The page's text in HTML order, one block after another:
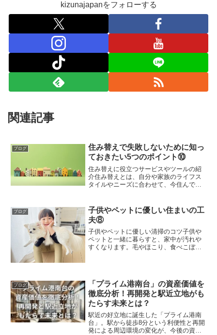
kizunajapanをフォローする
関連記事
ブログ
住み替えで失敗しないために知っ
ておきたい5つのポイント⑩
住み替えに役立つサービスやツールの紹
介住み替えとは、自分や家族のライフス
タイルやニーズに合わせて、今住んでい
決断であり、様々なメリットやデメリッ
トがあります。しかし、住...
ブログ
子供やペットに優しい住まいの工
夫⑧
子供やペットに優しい清掃のコツ子供や
ペットと一緒に暮らすと、家中が汚れや
すくなります。毛やほこり、食べこぼし
ブログ
「プライム港南台」の資産価値を
徹底分析！再開発と駅近立地がも
たらす未来とは？
駅近の好立地に誕生した「プライム港南
台」。駅から徒歩8分という利便性と再開
発による周辺環境の変化が、今後の資産